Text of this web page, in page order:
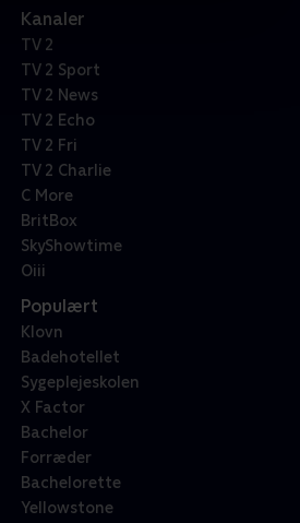
Kanaler
TV 2
TV 2 Sport
TV 2 News
TV 2 Echo
TV 2 Fri
TV 2 Charlie
C More
BritBox
SkyShowtime
Oiii
Populært
Klovn
Badehotellet
Sygeplejeskolen
X Factor
Bachelor
Forræder
Bachelorette
Yellowstone